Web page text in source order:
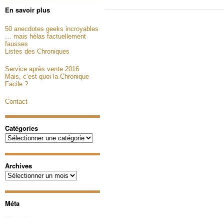
En savoir plus
50 anecdotes geeks incroyables
… mais hélas factuellement
fausses
Listes des Chroniques
Service après vente 2016
Mais, c’est quoi la Chronique
Facile ?
Contact
Catégories
Catégories
Archives
Archives
Méta